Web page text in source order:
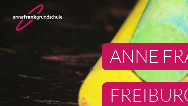
ANNE